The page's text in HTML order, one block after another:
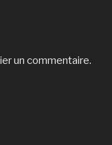
un commentaire.